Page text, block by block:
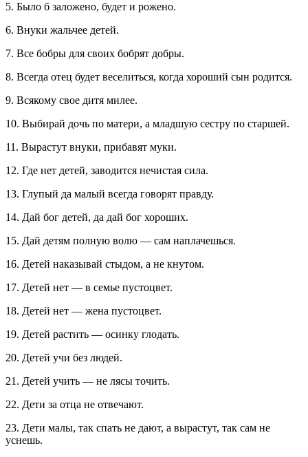
5. Было б заложено, будет и рожено.
6. Внуки жальчее детей.
7. Все бобры для своих бобрят добры.
8. Всегда отец будет веселиться, когда хороший сын родится.
9. Всякому свое дитя милее.
10. Выбирай дочь по матери, а младшую сестру по старшей.
11. Вырастут внуки, прибавят муки.
12. Где нет детей, заводится нечистая сила.
13. Глупый да малый всегда говорят правду.
14. Дай бог детей, да дай бог хороших.
15. Дай детям полную волю — сам наплачешься.
16. Детей наказывай стыдом, а не кнутом.
17. Детей нет — в семье пустоцвет.
18. Детей нет — жена пустоцвет.
19. Детей растить — осинку глодать.
20. Детей учи без людей.
21. Детей учить — не лясы точить.
22. Дети за отца не отвечают.
23. Дети малы, так спать не дают, а вырастут, так сам не
уснешь.